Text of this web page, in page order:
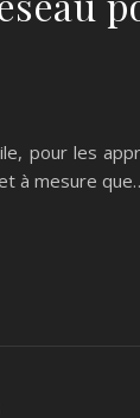
pour les
à mesure